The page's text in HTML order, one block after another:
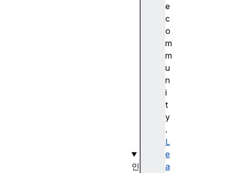
e
c
o
m
m
u
n
i
t
y
.
L
e
a
인